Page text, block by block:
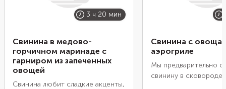
3 ч 20 мин
Свинина в медово-
горчичном маринаде с
гарниром из запеченных
овощей
Свинина любит сладкие акценты,
Свинина с
аэрогриле
Мы предварительно
свинину в сковороде,